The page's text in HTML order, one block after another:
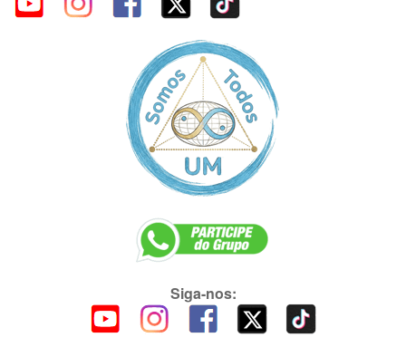
Siga-nos: